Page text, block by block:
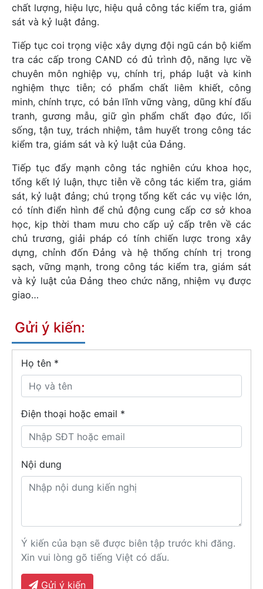
chất lượng, hiệu lực, hiệu quả công tác kiểm tra, giám
sát và kỷ luật đảng.
Tiếp tục coi trọng việc xây dựng đội ngũ cán bộ kiểm
tra các cấp trong CAND có đủ trình độ, năng lực về
chuyên môn nghiệp vụ, chính trị, pháp luật và kinh
nghiệm thực tiễn; có phẩm chất liêm khiết, công
minh, chính trực, có bản lĩnh vững vàng, dũng khí đấu
tranh, gương mẫu, giữ gìn phẩm chất đạo đức, lối
sống, tận tuỵ, trách nhiệm, tâm huyết trong công tác
kiểm tra, giám sát và kỷ luật của Đảng.
Tiếp tục đẩy mạnh công tác nghiên cứu khoa học,
tổng kết lý luận, thực tiễn về công tác kiểm tra, giám
sát, kỷ luật đảng; chú trọng tổng kết các vụ việc lớn,
có tính điển hình để chủ động cung cấp cơ sở khoa
học, kịp thời tham mưu cho cấp uỷ cấp trên về các
chủ trương, giải pháp có tính chiến lược trong xây
dựng, chỉnh đốn Đảng và hệ thống chính trị trong
sạch, vững mạnh, trong công tác kiểm tra, giám sát
và kỷ luật của Đảng theo chức năng, nhiệm vụ được
giao…
Gửi ý kiến:
Họ tên *
Điện thoại hoặc email *
Nội dung
Ý kiến của bạn sẽ được biên tập trước khi đăng.
Xin vui lòng gõ tiếng Việt có dấu.
Gửi ý kiến